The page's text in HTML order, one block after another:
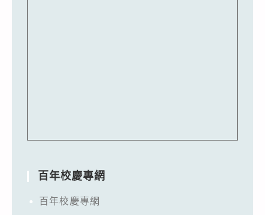
百年校慶專網
百年校慶專網